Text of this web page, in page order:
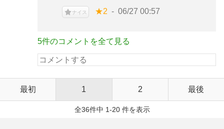
ナイス ★2 06/27 00:57
5件のコメントを全て見る
最初 1 2 最後
全36件中 1-20 件を表示